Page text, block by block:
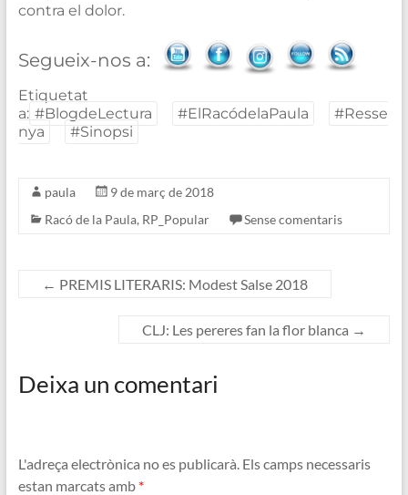
contra el dolor.
Segueix-nos a:
Etiquetat
a: #BlogdeLectura #ElRacódelaPaula
#Resse
nya
#Sinopsi
paula
9 de març de 2018
Racó de la Paula, RP_Popular Sense comentaris
← PREMIS LITERARIS: Modest Salse 2018
CLJ: Les pereres fan la flor blanca →
Deixa un comentari
L'adreça electrònica no es publicarà. Els camps necessaris
estan marcats amb *